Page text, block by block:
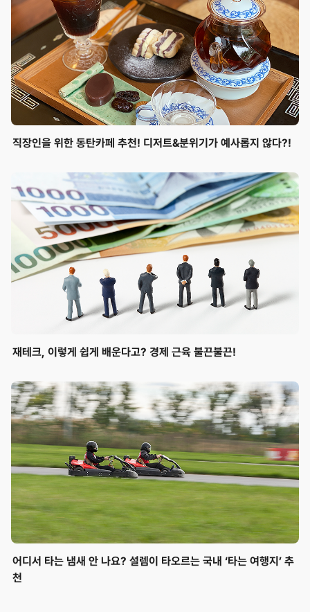
직장인을 위한 동탄카페 추천! 디저트&분위기가 예사롭지 않다?!
재테크, 이렇게 쉽게 배운다고? 경제 근육 불끈불끈!
어디서 타는 냄새 안 나요? 설렘이 타오르는 국내 ‘타는 여행지’ 추
천